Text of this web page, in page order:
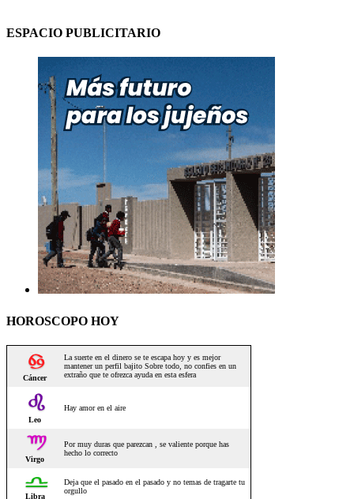
ESPACIO PUBLICITARIO
HOROSCOPO HOY